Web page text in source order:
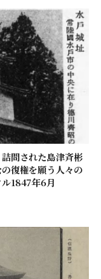
詰問された島津斉彬
復権を願う人々の
1847年6月